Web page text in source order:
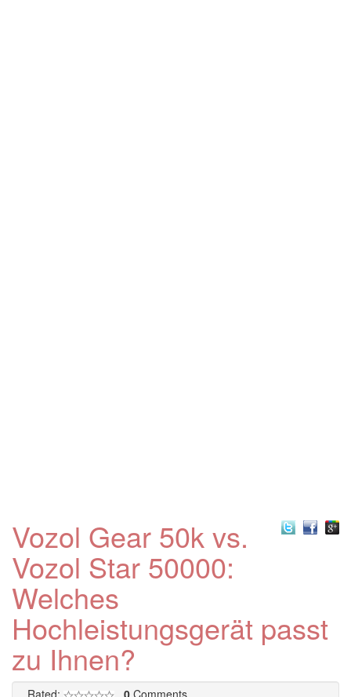
Vozol Gear 50k vs.
Vozol Star 50000:
Welches
Hochleistungsgerät passt
zu Ihnen?
Rated: , 0 Comments